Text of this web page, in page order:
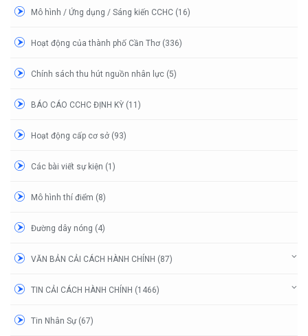
Mô hình / Ứng dụng / Sáng kiến CCHC (16)
Hoạt động của thành phố Cần Thơ (336)
Chính sách thu hút nguồn nhân lực (5)
BÁO CÁO CCHC ĐỊNH KỲ (11)
Hoạt động cấp cơ sở (93)
Các bài viết sự kiện (1)
Mô hình thí điểm (8)
Đường dây nóng (4)
VĂN BẢN CẢI CÁCH HÀNH CHÍNH (87)
TIN CẢI CÁCH HÀNH CHÍNH (1466)
Tin Nhân Sự (67)